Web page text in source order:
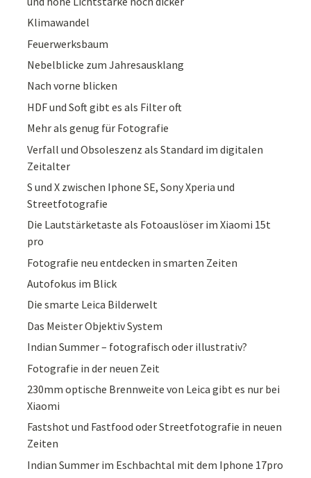
Klimawandel
Feuerwerksbaum
Nebelblicke zum Jahresausklang
Nach vorne blicken
HDF und Soft gibt es als Filter oft
Mehr als genug für Fotografie
Verfall und Obsoleszenz als Standard im digitalen
Zeitalter
S und X zwischen Iphone SE, Sony Xperia und
Streetfotografie
Die Lautstärketaste als Fotoauslöser im Xiaomi 15t
pro
Fotografie neu entdecken in smarten Zeiten
Autofokus im Blick
Die smarte Leica Bilderwelt
Das Meister Objektiv System
Indian Summer – fotografisch oder illustrativ?
Fotografie in der neuen Zeit
230mm optische Brennweite von Leica gibt es nur bei
Xiaomi
Fastshot und Fastfood oder Streetfotografie in neuen
Zeiten
Indian Summer im Eschbachtal mit dem Iphone 17pro